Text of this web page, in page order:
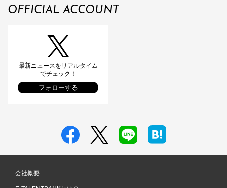
OFFICIAL ACCOUNT
最新ニュースをリアルタイム
でチェック！
フォローする
会社概要